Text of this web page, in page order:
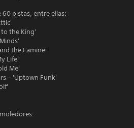
60 pistas, entre ellas:
to the King'
the Famine'
Life'
Me'
– 'Uptown Funk'